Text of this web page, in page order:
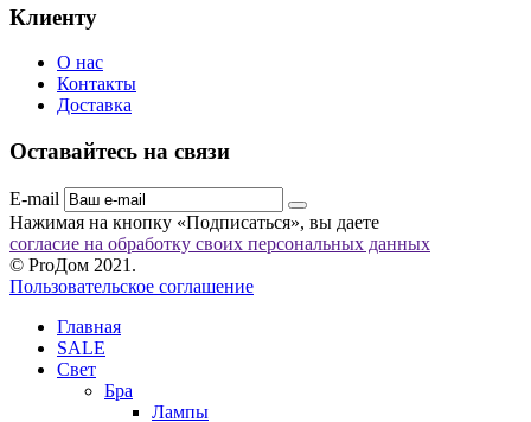
Клиенту
О нас
Контакты
Доставка
Оставайтесь на связи
E-mail
Нажимая на кнопку «Подписаться», вы даете
согласие на обработку своих персональных данных
© ProДом 2021.
Пользовательское соглашение
Главная
SALE
Свет
Бра
Лампы